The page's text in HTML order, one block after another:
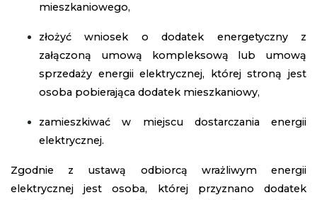
mieszkaniowego,
złożyć wniosek o dodatek energetyczny z
załączoną umową kompleksową lub umową
sprzedaży energii elektrycznej, której stroną jest
osoba pobierająca dodatek mieszkaniowy,
zamieszkiwać w miejscu dostarczania energii
elektrycznej.
Zgodnie z ustawą odbiorcą wrażliwym energii
elektrycznej jest osoba, której przyznano dodatek